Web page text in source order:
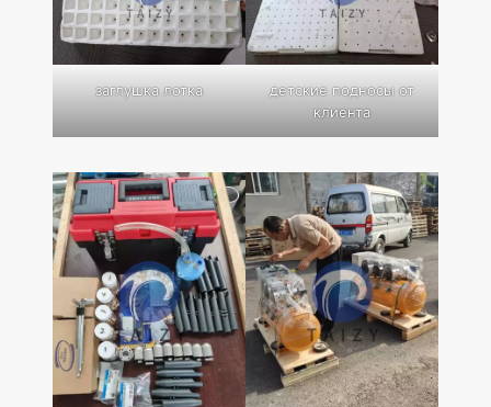
заглушка лотка
детские подносы от
клиента